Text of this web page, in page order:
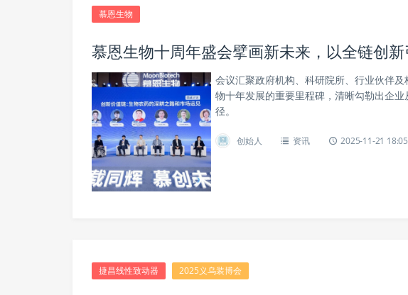
慕恩生物
慕恩生物十周年盛会擘画新未来，以全链创
会议汇聚政府机构、科研院所、行业伙伴
物十年发展的重要里程碑，清晰勾勒出企业
径。
创始人 资讯 2025-11-21
捷昌线性致动器 2025义乌装博会